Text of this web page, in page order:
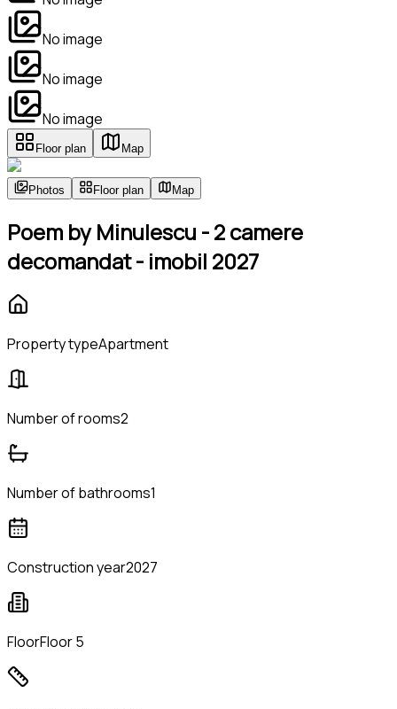
No image
No image
No image
Floor plan Map
Photos Floor plan Map
Poem by Minulescu - 2 camere
decomandat - imobil 2027
Property typeApartment
Number of rooms2
Number of bathrooms1
Construction year2027
FloorFloor 5